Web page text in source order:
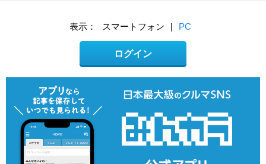
表示： スマートフォン | PC
ログイン